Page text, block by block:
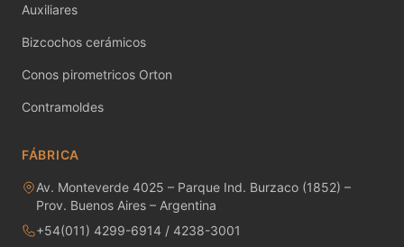
MAYCO POTTERY CASCADES
MAYCO RAKU GLAZES
MAYCO RAPID ROLL
MAYCO SNOW GEMS
MAYCO SPECIALTY GLAZES
Auxiliares
Bizcochos cerámicos
Conos pirometricos Orton
Contramoldes
FÁBRICA
Av. Monteverde 4025 – Parque Ind. Burzaco (1852) –
Prov. Buenos Aires – Argentina
+54(011) 4299-6914 / 4238-3001